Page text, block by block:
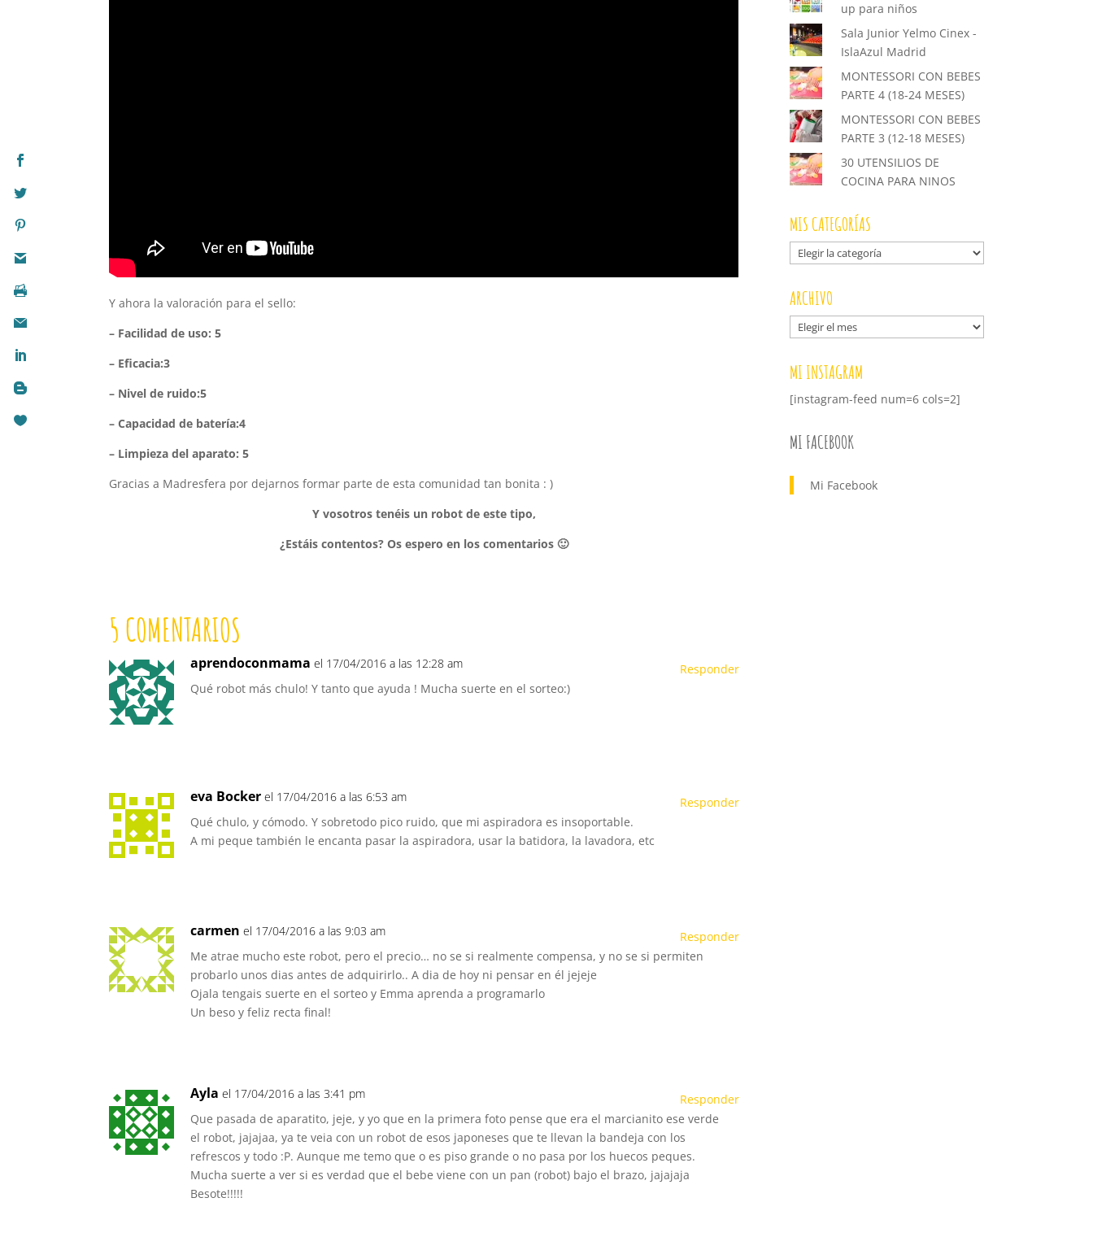
Y ahora la valoración para el sello:
– Facilidad de uso: 5
– Eficacia:3
– Nivel de ruido:5
– Capacidad de batería:4
– Limpieza del aparato: 5
Gracias a Madresfera por dejarnos formar parte de esta comunidad tan bonita : )
Y vosotros tenéis un robot de este tipo,
¿Estáis contentos? Os espero en los comentarios 🙂
5 COMENTARIOS
aprendoconmama el 17/04/2016 a las 12:28 am
Qué robot más chulo! Y tanto que ayuda ! Mucha suerte en el sorteo:)
Responder
eva Bocker el 17/04/2016 a las 6:53 am
Qué chulo, y cómodo. Y sobretodo pico ruido, que mi aspiradora es insoportable.
A mi peque también le encanta pasar la aspiradora, usar la batidora, la lavadora, etc
Responder
carmen el 17/04/2016 a las 9:03 am
Me atrae mucho este robot, pero el precio… no se si realmente compensa, y no se si permiten
probarlo unos dias antes de adquirirlo.. A dia de hoy ni pensar en él jejeje
Ojala tengais suerte en el sorteo y Emma aprenda a programarlo
Un beso y feliz recta final!
Responder
Ayla el 17/04/2016 a las 3:41 pm
Que pasada de aparatito, jeje, y yo que en la primera foto pense que era el marcianito ese verde
el robot, jajajaa, ya te veia con un robot de esos japoneses que te llevan la bandeja con los
refrescos y todo :P. Aunque me temo que o es piso grande o no pasa por los huecos peques.
Mucha suerte a ver si es verdad que el bebe viene con un pan (robot) bajo el brazo, jajajaja
Besote!!!!!
Responder
up para niños
Sala Junior Yelmo Cinex -
IslaAzul Madrid
MONTESSORI CON BEBES
PARTE 4 (18-24 MESES)
MONTESSORI CON BEBES
PARTE 3 (12-18 MESES)
30 UTENSILIOS DE
COCINA PARA NINOS
MIS CATEGORÍAS
Mis
categorías
ARCHIVO
Archivo
MI INSTAGRAM
[instagram-feed num=6 cols=2]
MI FACEBOOK
Mi Facebook